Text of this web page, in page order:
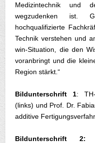
Medizintechnik und
wegzudenken ist.
hochqualifizierte
Technik verstehen und
win-Situation, die den
voranbringt und die
Region stärkt.“
Bildunterschrift 1:
(links) und Prof. Dr.
additive
Bildunterschrift 2: